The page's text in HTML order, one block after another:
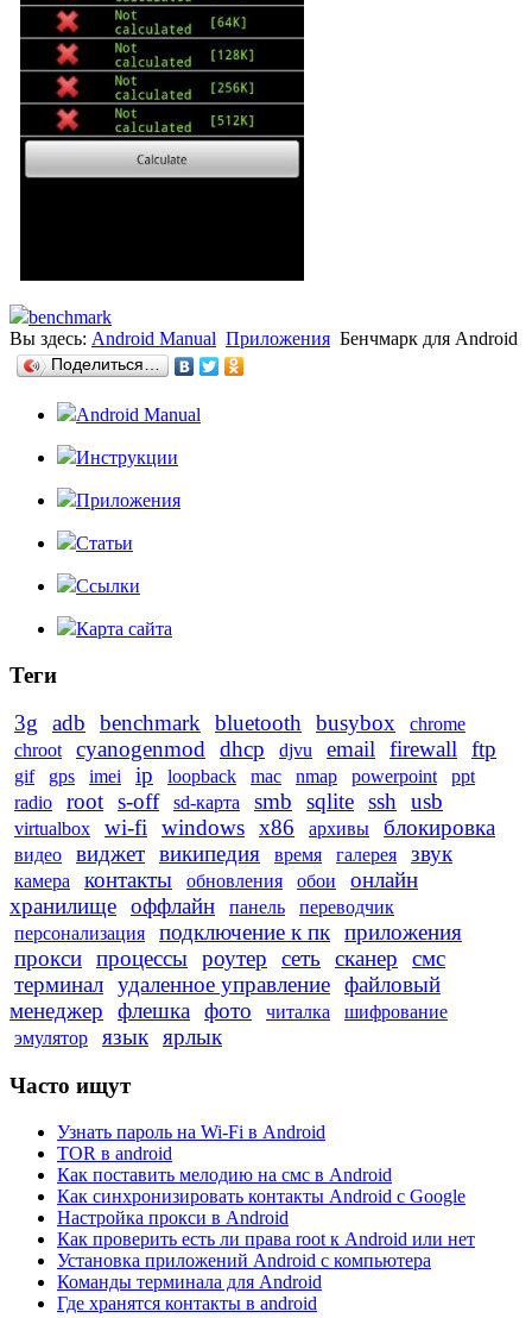
benchmark
Вы здесь: Android Manual Приложения Бенчмарк для Android
Поделиться…
Android Manual
Инструкции
Приложения
Статьи
Ссылки
Карта сайта
Теги
3g
adb benchmark bluetooth busybox
chrome
chroot
cyanogenmod dhcp djvu email firewall ftp
gif gps imei ip loopback mac nmap powerpoint
ppt
radio
root s-off sd-карта smb sqlite ssh usb
virtualbox wi-fi windows x86 архивы блокировка
видео виджет википедия время галерея звук
камера контакты обновления обои
онлайн
хранилище оффлайн панель
переводчик
персонализация
подключение к пк приложения
прокси процессы роутер сеть сканер
смс
терминал удаленное управление файловый
менеджер
флешка фото читалка
шифрование
эмулятор
язык ярлык
Часто ищут
Узнать пароль на Wi-Fi в Android
TOR в android
Как поставить мелодию на смс в Android
Как синхронизировать контакты Android с Google
Настройка прокси в Android
Как проверить есть ли права root к Android или нет
Установка приложений Android с компьютера
Команды терминала для Android
Где хранятся контакты в android